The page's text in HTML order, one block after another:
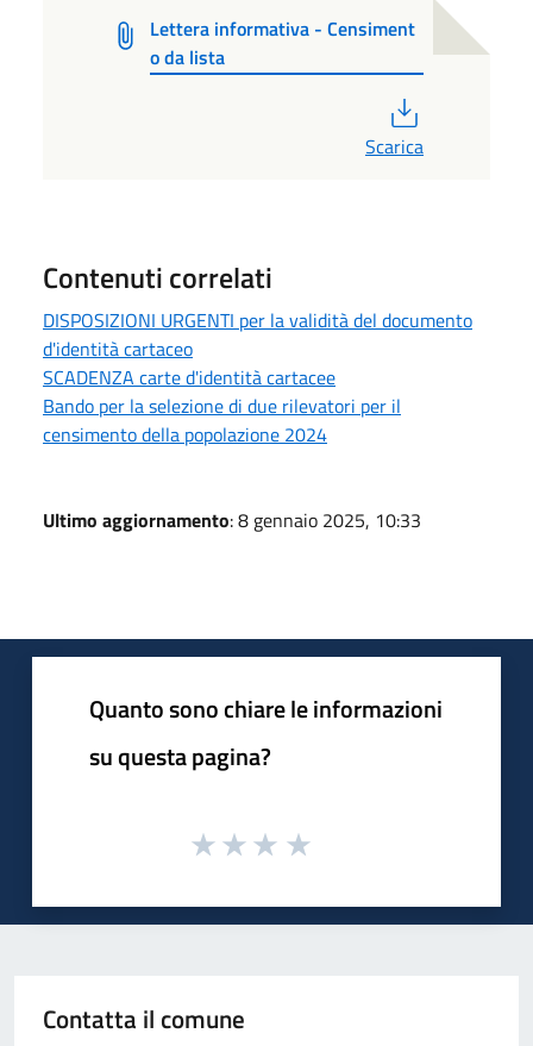
Lettera informativa - Censiment
o da lista
Scarica
Contenuti correlati
DISPOSIZIONI URGENTI per la validità del documento
d'identità cartaceo
SCADENZA carte d'identità cartacee
Bando per la selezione di due rilevatori per il
censimento della popolazione 2024
Ultimo aggiornamento: 8 gennaio 2025, 10:33
Quanto sono chiare le informazioni
su questa pagina?
Contatta il comune